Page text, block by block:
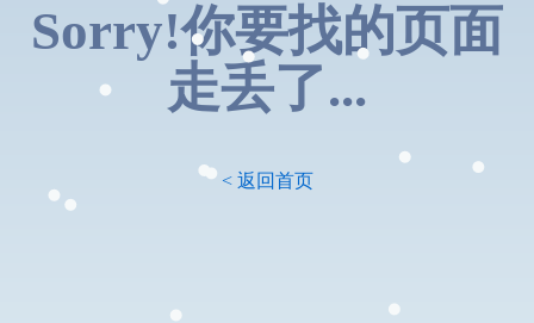
Sorry!你要找的页面
走丢了...
< 返回首页